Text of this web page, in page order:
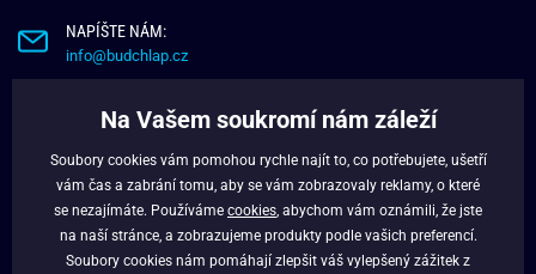
NAPÍŠTE NÁM:
info@budchlap.cz
VĚRNOSTNÍ PROGRAM
FACEBOOK
Na Vašem soukromí nám záleží
Soubory cookies vám pomohou rychle najít to, co potřebujete, ušetří
vám čas a zabrání tomu, aby se vám zobrazovaly reklamy, o které
se nezajímáte. Používáme cookies , abychom vám oznámili, že jste
na naší stránce, a zobrazujeme produkty podle vašich preferencí.
Soubory cookies nám pomáhají zlepšit váš vylepšený zážitek z